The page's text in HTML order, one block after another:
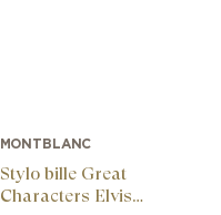
MONTBLANC
Stylo bille Great
Characters Elvis